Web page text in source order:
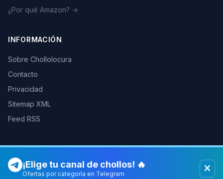
¿Por qué Amazon? →
INFORMACIÓN
Sobre Chollolocura
Contacto
Privacidad
Sitemap XML
Feed RSS
© 2026 Chollolocura. Todos los derechos reservados.
Como afiliados de Amazon, PC Componentes y otras tiendas
¡Elige tu canal de chollos! 🔥
Ofertas por categoría en Telegram